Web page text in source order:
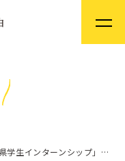
令和５年度「大分県学生インターンシップ」実習生の募集スケジュールについて